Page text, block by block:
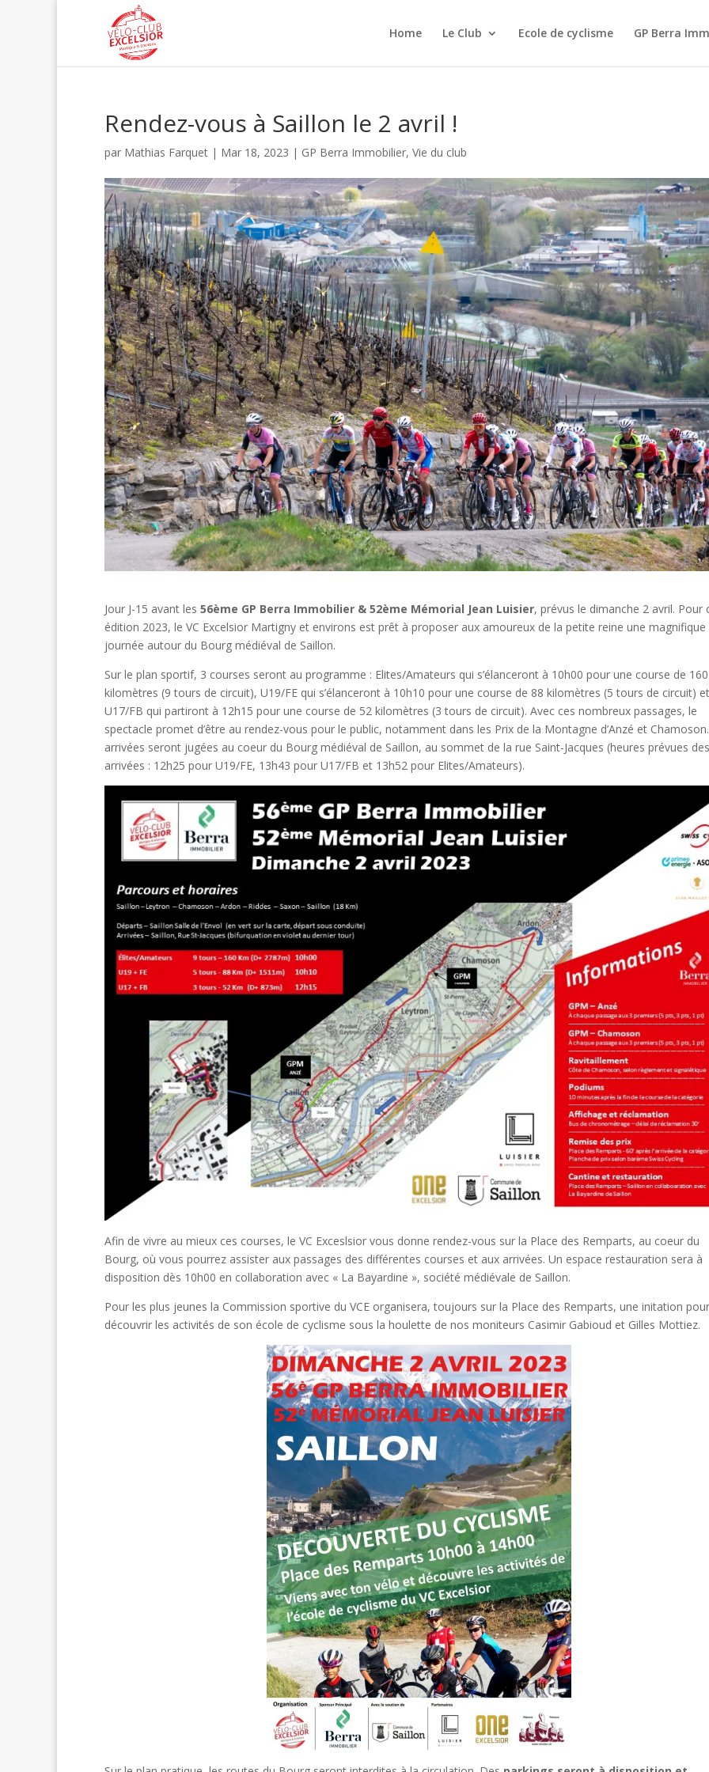
Home Le Club Ecole de cyclisme GP Berra
Rendez-vous à Saillon le 2 avril !
par Mathias Farquet | Mar 18, 2023 | GP Berra Immobilier, Vie du club
Jour J-15 avant les 56ème GP Berra Immobilier & 52ème Mémorial Jean Luisier, prévus le dimanche 2 avril. Pour
édition 2023, le VC Excelsior Martigny et environs est prêt à proposer aux amoureux de la petite reine une magnifique
journée autour du Bourg médiéval de Saillon.
Sur le plan sportif, 3 courses seront au programme : Elites/Amateurs qui s’élanceront à 10h00 pour une course de 160
kilomètres (9 tours de circuit), U19/FE qui s’élanceront à 10h10 pour une course de 88 kilomètres (5 tours de circuit) et
U17/FB qui partiront à 12h15 pour une course de 52 kilomètres (3 tours de circuit). Avec ces nombreux passages, le
spectacle promet d’être au rendez-vous pour le public, notamment dans les Prix de la Montagne d’Anzé et
arrivées seront jugées au coeur du Bourg médiéval de Saillon, au sommet de la rue Saint-Jacques (heures prévues des
arrivées : 12h25 pour U19/FE, 13h43 pour U17/FB et 13h52 pour Elites/Amateurs).
Afin de vivre au mieux ces courses, le VC Exceslsior vous donne rendez-vous sur la Place des Remparts, au coeur du
Bourg, où vous pourrez assister aux passages des différentes courses et aux arrivées. Un espace restauration sera à
disposition dès 10h00 en collaboration avec « La Bayardine », société médiévale de Saillon.
Pour les plus jeunes la Commission sportive du VCE organisera, toujours sur la Place des Remparts, une initation pour
découvrir les activités de son école de cyclisme sous la houlette de nos moniteurs Casimir Gabioud et Gilles Mottiez.